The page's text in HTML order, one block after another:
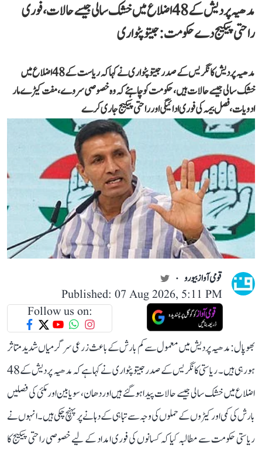
مدھیہ پردیش کے 48 اضلاع میں خشک سالی جیسے حالات، فوری
راحتی پیکیج دے حکومت: جیتو پٹواری
مدھیہ پردیش کانگریس کے صدر جیتو پٹواری نے کہا کہ ریاست کے 48 اضلاع میں
خشک سالی جیسے حالات ہیں، حکومت کو چاہئے کہ وہ خصوصی سروے، مفت کیڑے مار
ادویات، فصل بیمہ کی فوری ادائیگی اور راحتی پیکیج جاری کرے
قومی آواز بیورو
Published: 07 Aug 2026, 5:11 PM
Follow us on:
بھوپال: مدھیہ پردیش میں معمول سے کم بارش کے باعث زرعی سرگرمیاں شدید متاثر
ہو رہی ہیں۔ ریاستی کانگریس کے صدر جیتو پٹواری نے کہا ہے کہ مدھیہ پردیش کے 48
اضلاع میں خشک سالی جیسے حالات پیدا ہو گئے ہیں اور دھان، سویابین اور مکئی کی فصلیں
بارش کی کمی اور کیڑوں کے حملوں کی وجہ سے تباہی کے دہانے پر پہنچ چکی ہیں۔ انہوں نے
ریاستی حکومت سے مطالبہ کیا کہ کسانوں کی فوری امداد کے لیے خصوصی راحتی پیکیج کا